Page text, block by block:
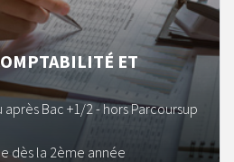
ET
Bac +1/2 - hors Parcoursup
dès la 2ème année